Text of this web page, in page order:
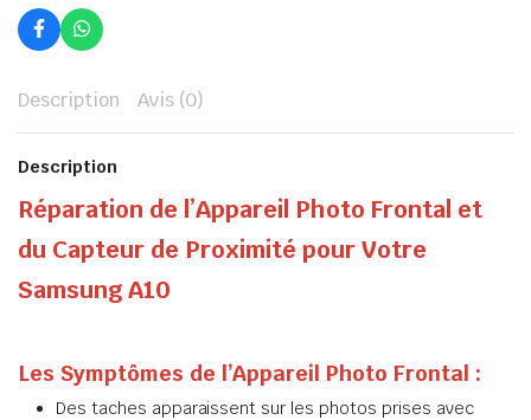
Description Avis (0)
Description
Réparation de l’Appareil Photo Frontal et
du Capteur de Proximité pour Votre
Samsung A10
Les Symptômes de l’Appareil Photo Frontal :
Des taches apparaissent sur les photos prises avec